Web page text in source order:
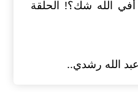
أفي الله شك؟! الحلقة
الله رشدي..